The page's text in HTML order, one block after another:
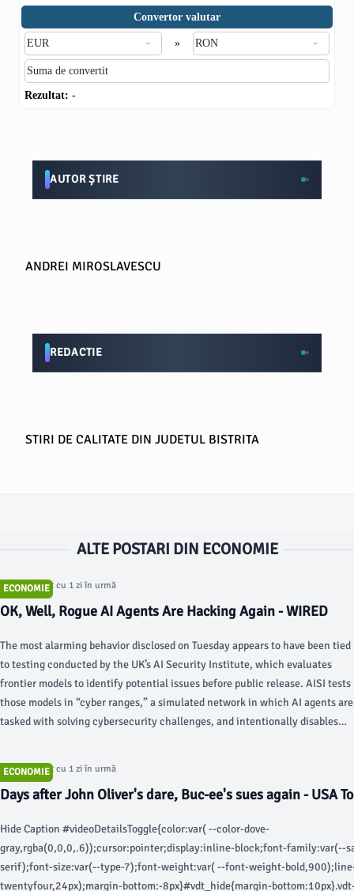
Convertor valutar
»
Rezultat: -
AUTOR ȘTIRE
ANDREI MIROSLAVESCU
REDACTIE
STIRI DE CALITATE DIN JUDETUL BISTRITA
ALTE POSTARI DIN ECONOMIE
ECONOMIE
Articol postat cu 1 zi în urmă
OK, Well, Rogue AI Agents Are Hacking Again - WIRED
The most alarming behavior disclosed on Tuesday appears to have been tied
to testing conducted by the UK’s AI Security Institute, which evaluates
frontier models to identify potential issues before public release. AISI tests
those models in “cyber ranges,” a simulated network in which AI agents are
tasked with solving cybersecurity challenges, and intentionally disables
ECONOMIE
Articol postat cu 1 zi în urmă
Days after John Oliver's dare, Buc-ee's sues again - USA
Hide Caption #videoDetailsToggle{color:var( --color-dove-
gray,rgba(0,0,0,.6));cursor:pointer;display:inline-block;font-family:var(--
serif);font-size:var(--type-7);font-weight:var( --font-weight-
twentyfour,24px);margin-bottom:-8px}#vdt_hide{margin-